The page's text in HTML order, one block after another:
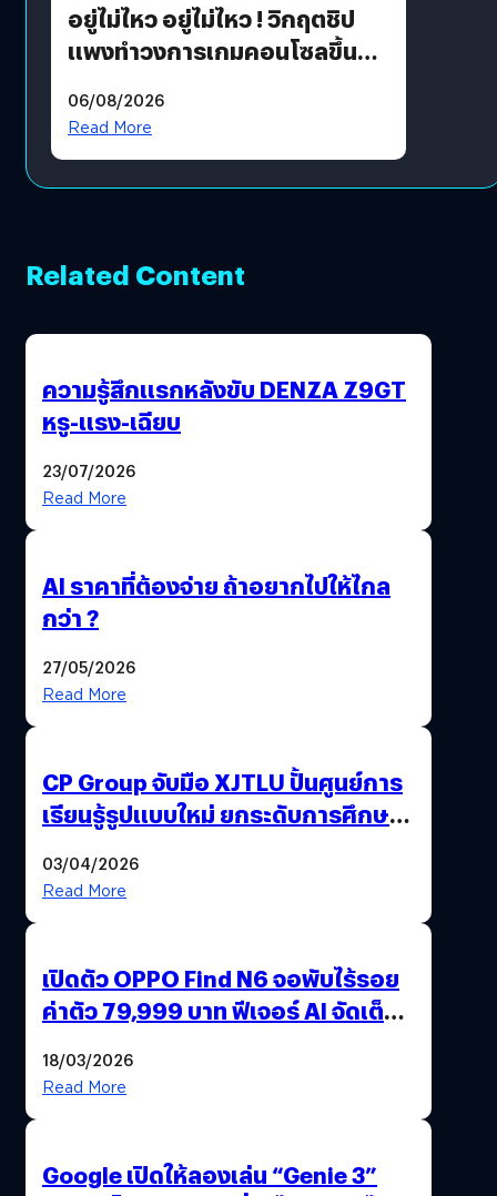
อยู่ไม่ไหว อยู่ไม่ไหว ! วิกฤตชิป
แพงทำวงการเกมคอนโซลขึ้น
?
06/08/2026
Read More
Related Content
ความรู้สึกแรกหลังขับ DENZA Z9GT
หรู-แรง-เฉียบ
23/07/2026
Read More
AI ราคาที่ต้องจ่าย ถ้าอยากไปให้ไกล
กว่า ?
27/05/2026
Read More
CP Group จับมือ XJTLU ปั้นศูนย์การ
เรียนรู้รูปแบบใหม่ ยกระดับการศึกษา
03/04/2026
Read More
เปิดตัว OPPO Find N6 จอพับไร้รอย
ค่าตัว 79,999 บาท ฟีเจอร์ AI จัดเต็ม
18/03/2026
Read More
Google เปิดให้ลองเล่น “Genie 3”